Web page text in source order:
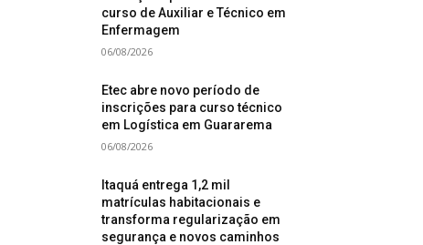
curso de Auxiliar e Técnico em
Enfermagem
06/08/2026
Etec abre novo período de
inscrições para curso técnico
em Logística em Guararema
06/08/2026
Itaquá entrega 1,2 mil
matrículas habitacionais e
transforma regularização em
segurança e novos caminhos